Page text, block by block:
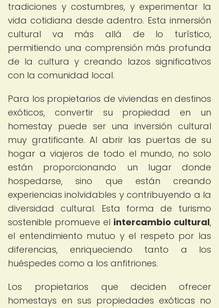
tradiciones y costumbres, y experimentar la
vida cotidiana desde adentro. Esta inmersión
cultural va más allá de lo turístico,
permitiendo una comprensión más profunda
de la cultura y creando lazos significativos
con la comunidad local.
Para los propietarios de viviendas en destinos
exóticos, convertir su propiedad en un
homestay puede ser una inversión cultural
muy gratificante. Al abrir las puertas de su
hogar a viajeros de todo el mundo, no solo
están proporcionando un lugar donde
hospedarse, sino que están creando
experiencias inolvidables y contribuyendo a la
diversidad cultural. Esta forma de turismo
sostenible promueve el intercambio cultural,
el entendimiento mutuo y el respeto por las
diferencias, enriqueciendo tanto a los
huéspedes como a los anfitriones.
Los propietarios que deciden ofrecer
homestays en sus propiedades exóticas no